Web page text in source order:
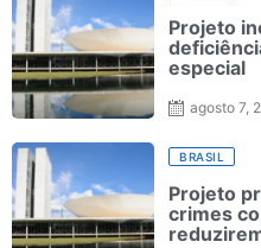
Projeto
especial
agosto 7,
BRASIL
Projeto
crimes